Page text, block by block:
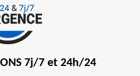
7j/7 et 24h/24